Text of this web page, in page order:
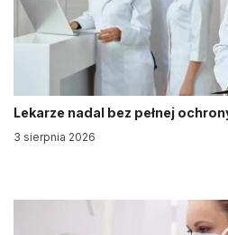
Lekarze nadal bez pełnej
3 sierpnia 2026